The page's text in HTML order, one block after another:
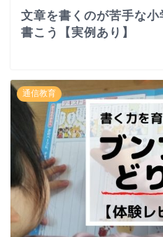
文章を書くのが苦手な
書こう【実例あり】
通信教育